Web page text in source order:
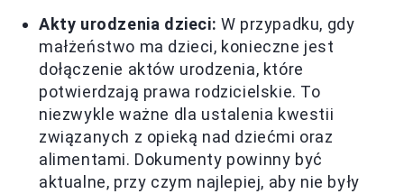
Akty urodzenia dzieci: W przypadku, gdy
małżeństwo ma dzieci, konieczne jest
dołączenie aktów urodzenia, które
potwierdzają prawa rodzicielskie. To
niezwykle ważne dla ustalenia kwestii
związanych z opieką nad dziećmi oraz
alimentami. Dokumenty powinny być
aktualne, przy czym najlepiej, aby nie były